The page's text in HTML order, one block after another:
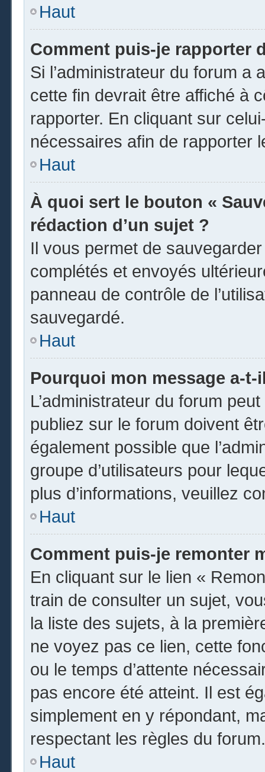
Haut
Comment puis-je rapporter
Si l’administrateur du forum a
cette fin devrait être affiché à
rapporter. En cliquant sur
nécessaires afin de rapporter
Haut
À quoi sert le bouton «
rédaction d’un sujet ?
Il vous permet de
complétés et envoyés
panneau de contrôle de
sauvegardé.
Haut
Pourquoi mon message a-
L’administrateur du forum
publiez sur le forum doivent
également possible que
groupe d’utilisateurs pour
plus d’informations, veuillez
Haut
Comment puis-je remonter
En cliquant sur le lien «
train de consulter un sujet,
la liste des sujets, à la
ne voyez pas ce lien, cette
ou le temps d’attente
pas encore été atteint. Il est
simplement en y répondant,
respectant les règles du forum.
Haut